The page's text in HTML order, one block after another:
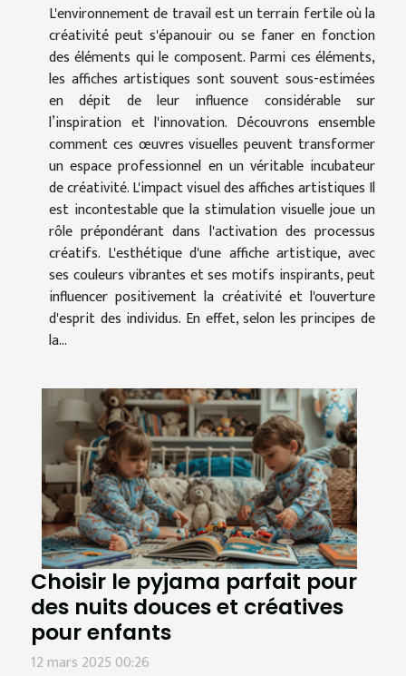
L'environnement de travail est un terrain fertile où la
créativité peut s'épanouir ou se faner en fonction
des éléments qui le composent. Parmi ces éléments,
les affiches artistiques sont souvent sous-estimées
en dépit de leur influence considérable sur
l’inspiration et l'innovation. Découvrons ensemble
comment ces œuvres visuelles peuvent transformer
un espace professionnel en un véritable incubateur
de créativité. L'impact visuel des affiches artistiques Il
est incontestable que la stimulation visuelle joue un
rôle prépondérant dans l'activation des processus
créatifs. L'esthétique d'une affiche artistique, avec
ses couleurs vibrantes et ses motifs inspirants, peut
influencer positivement la créativité et l'ouverture
d'esprit des individus. En effet, selon les principes de
la...
Choisir le pyjama parfait pour
des nuits douces et créatives
pour enfants
12 mars 2025 00:26